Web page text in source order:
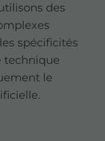
des
spécificités
technique
le